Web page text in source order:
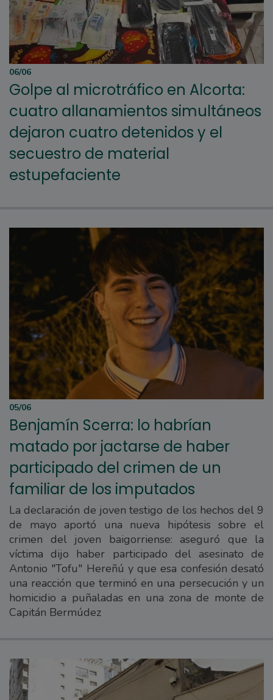
06/06
Golpe al microtráfico en Alcorta:
cuatro allanamientos simultáneos
dejaron cuatro detenidos y el
secuestro de material
estupefaciente
05/06
Benjamín Scerra: lo habrían
matado por jactarse de haber
participado del crimen de un
familiar de los imputados
La declaración de joven testigo de los hechos del 9
de mayo aportó una nueva hipótesis sobre el
crimen del joven baigorriense: aseguró que la
víctima dijo haber participado del asesinato de
Antonio "Tofu" Hereñú y que esa confesión desató
una reacción que terminó en una persecución y un
homicidio a puñaladas en una zona de monte de
Capitán Bermúdez